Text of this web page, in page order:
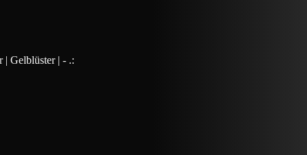
| Gelblüster | - .: